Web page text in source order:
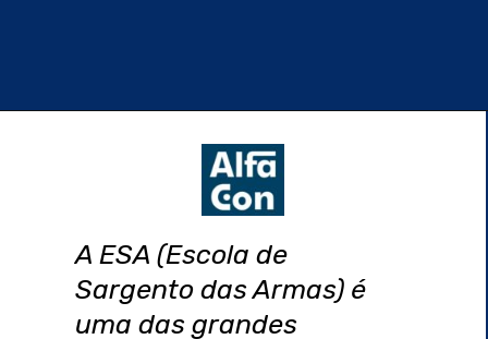
A ESA (Escola de
Sargento das Armas) é
uma das grandes